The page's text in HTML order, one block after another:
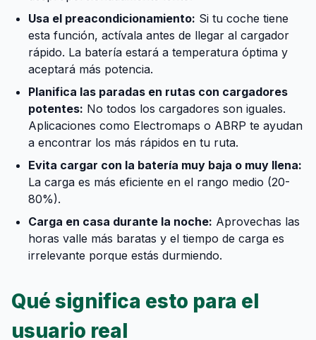
Usa el preacondicionamiento: Si tu coche tiene
esta función, actívala antes de llegar al cargador
rápido. La batería estará a temperatura óptima y
aceptará más potencia.
Planifica las paradas en rutas con cargadores
potentes: No todos los cargadores son iguales.
Aplicaciones como Electromaps o ABRP te ayudan
a encontrar los más rápidos en tu ruta.
Evita cargar con la batería muy baja o muy llena:
La carga es más eficiente en el rango medio (20-
80%).
Carga en casa durante la noche: Aprovechas las
horas valle más baratas y el tiempo de carga es
irrelevante porque estás durmiendo.
Qué significa esto para el
usuario real